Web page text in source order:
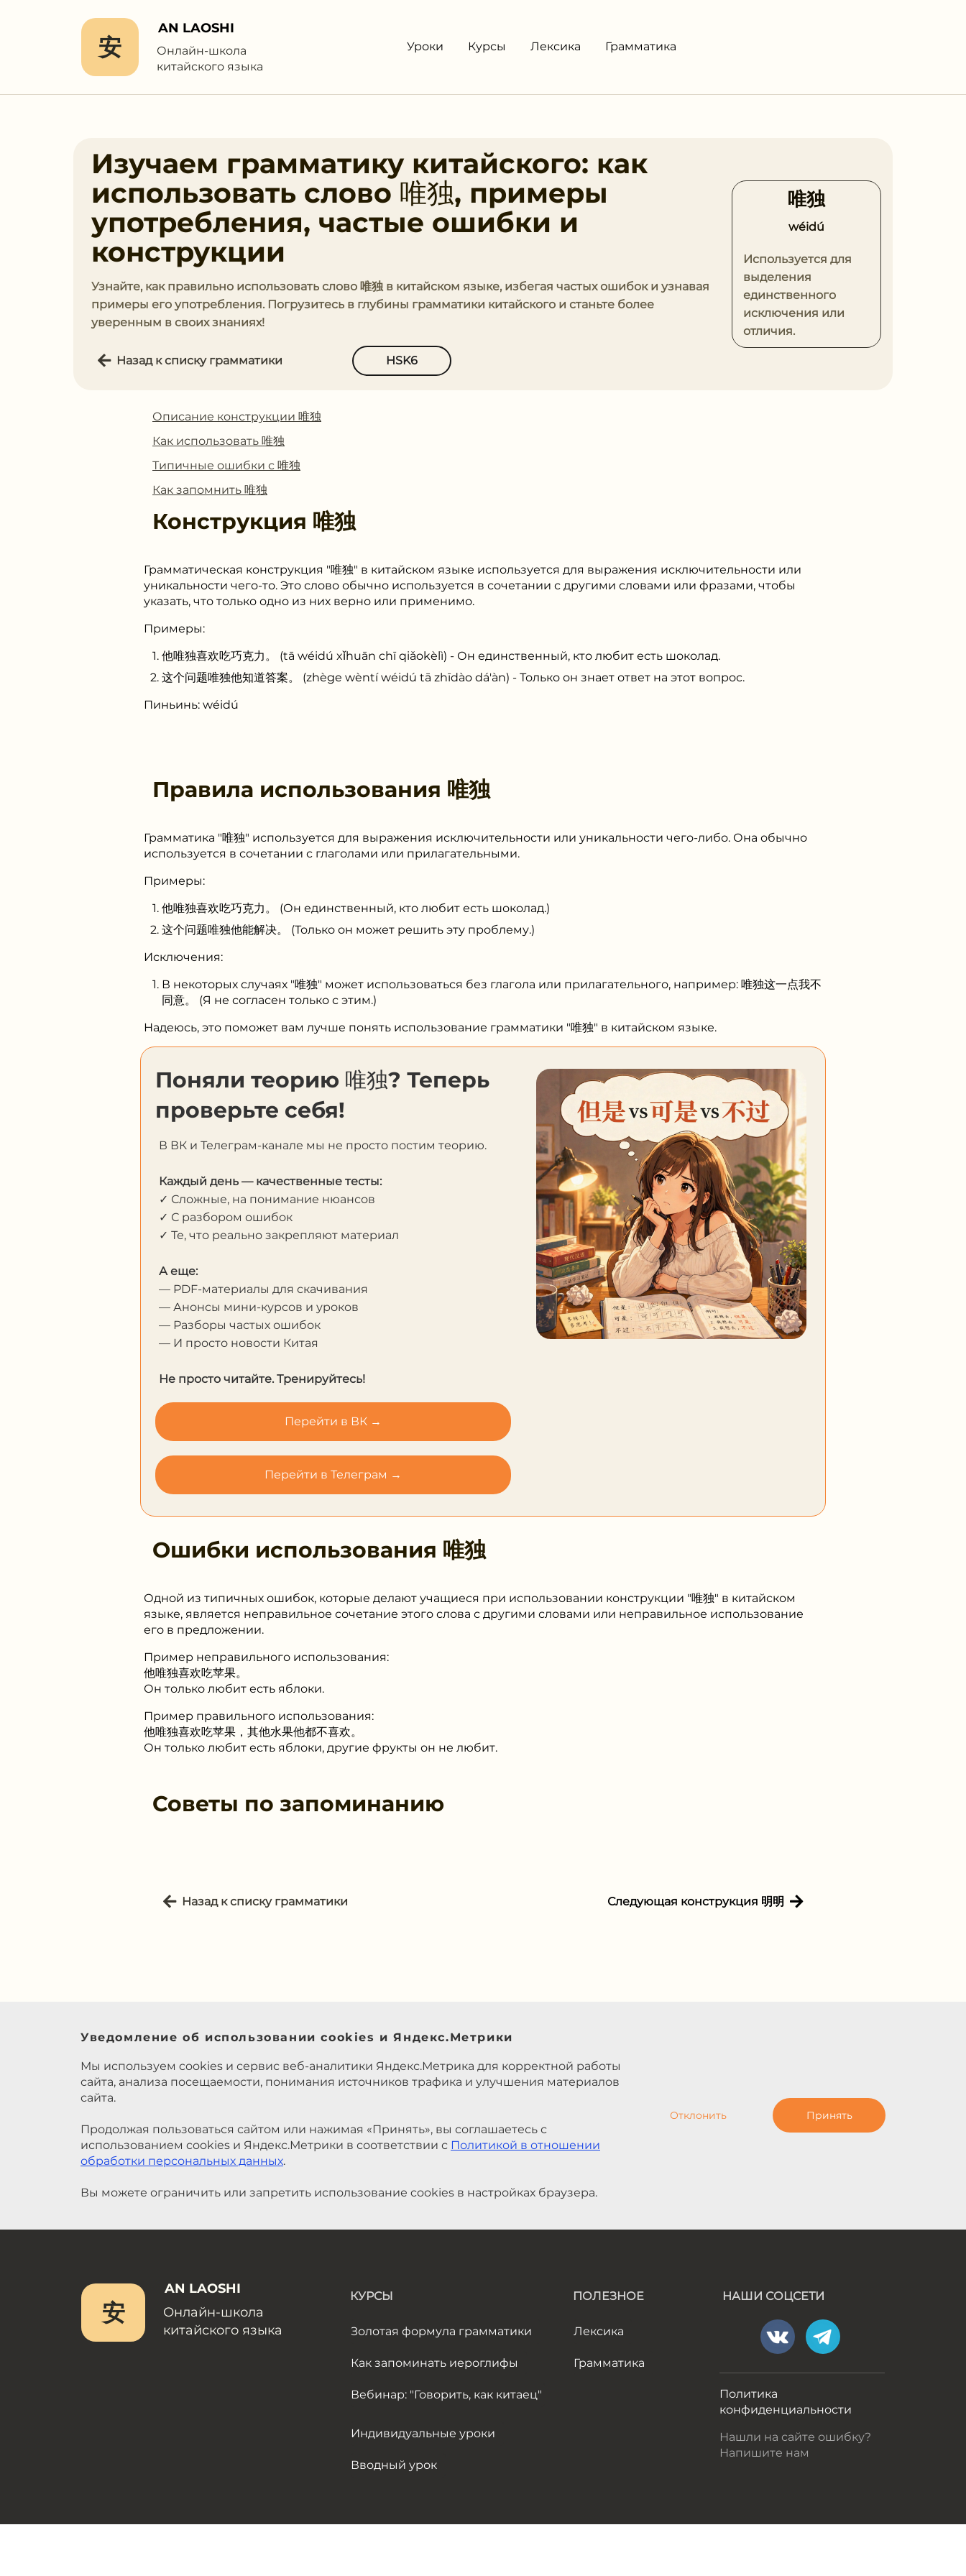
安
AN LAOSHI
Онлайн-школа
китайского языка
Уроки Курсы Лексика Грамматика
Изучаем грамматику китайского: как
использовать слово 唯独, примеры
употребления, частые ошибки и
конструкции
Узнайте, как правильно использовать слово 唯独 в китайском языке, избегая частых ошибок и узнавая
примеры его употребления. Погрузитесь в глубины грамматики китайского и станьте более
уверенным в своих знаниях!
Назад к списку грамматики HSK6
唯独
wéidú
Используется для
выделения
единственного
исключения или
отличия.
Описание конструкции 唯独
Как использовать 唯独
Типичные ошибки с 唯独
Как запомнить 唯独
Конструкция 唯独
Грамматическая конструкция "唯独" в китайском языке используется для выражения исключительности или
уникальности чего-то. Это слово обычно используется в сочетании с другими словами или фразами, чтобы
указать, что только одно из них верно или применимо.
Примеры:
他唯独喜欢吃巧克力。 (tā wéidú xǐhuān chī qiǎokèlì) - Он единственный, кто любит есть шоколад.
这个问题唯独他知道答案。 (zhège wèntí wéidú tā zhīdào dá'àn) - Только он знает ответ на этот вопрос.
Пиньинь: wéidú
Правила использования 唯独
Грамматика "唯独" используется для выражения исключительности или уникальности чего-либо. Она обычно
используется в сочетании с глаголами или прилагательными.
Примеры:
他唯独喜欢吃巧克力。 (Он единственный, кто любит есть шоколад.)
这个问题唯独他能解决。 (Только он может решить эту проблему.)
Исключения:
В некоторых случаях "唯独" может использоваться без глагола или прилагательного, например: 唯独这一点我不
同意。 (Я не согласен только с этим.)
Надеюсь, это поможет вам лучше понять использование грамматики "唯独" в китайском языке.
Поняли теорию 唯独? Теперь
проверьте себя!
В ВК и Телеграм-канале мы не просто постим теорию.
Каждый день — качественные тесты:
✓ Сложные, на понимание нюансов
✓ С разбором ошибок
✓ Те, что реально закрепляют материал
А еще:
— PDF-материалы для скачивания
— Анонсы мини-курсов и уроков
— Разборы частых ошибок
— И просто новости Китая
Не просто читайте. Тренируйтесь!
Перейти в ВК →
Перейти в Телеграм →
Ошибки использования 唯独
Одной из типичных ошибок, которые делают учащиеся при использовании конструкции "唯独" в китайском
языке, является неправильное сочетание этого слова с другими словами или неправильное использование
его в предложении.
Пример неправильного использования:
他唯独喜欢吃苹果。
Он только любит есть яблоки.
Пример правильного использования:
他唯独喜欢吃苹果，其他水果他都不喜欢。
Он только любит есть яблоки, другие фрукты он не любит.
Советы по запоминанию
Назад к списку грамматики Следующая конструкция 明明
Уведомление об использовании cookies и Яндекс.Метрики
Мы используем cookies и сервис веб-аналитики Яндекс.Метрика для корректной работы
сайта, анализа посещаемости, понимания источников трафика и улучшения материалов
сайта.
Продолжая пользоваться сайтом или нажимая «Принять», вы соглашаетесь с
использованием cookies и Яндекс.Метрики в соответствии с Политикой в отношении
обработки персональных данных.
Вы можете ограничить или запретить использование cookies в настройках браузера.
Отклонить Принять
安
AN LAOSHI
Онлайн-школа
китайского языка
КУРСЫ
Золотая формула грамматики
Как запоминать иероглифы
Вебинар: "Говорить, как китаец"
Индивидуальные уроки
Вводный урок
ПОЛЕЗНОЕ
Лексика
Грамматика
НАШИ СОЦСЕТИ
Политика
конфиденциальности
Нашли на сайте ошибку?
Напишите нам